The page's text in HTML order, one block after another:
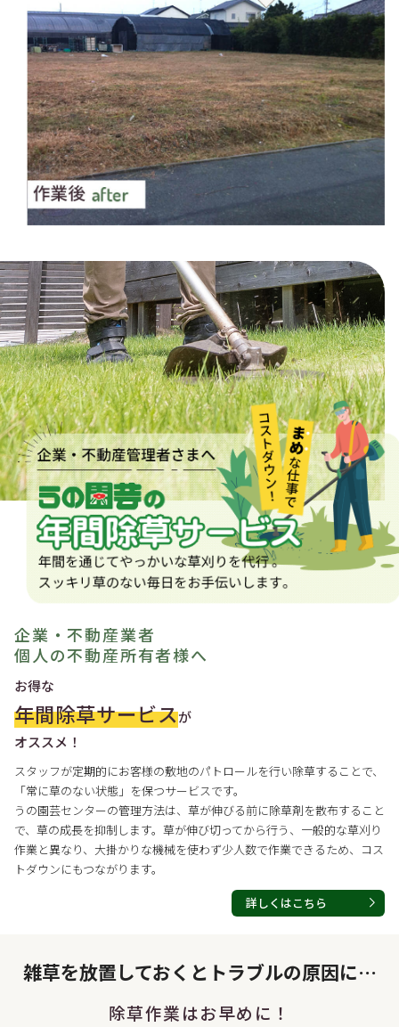
企業・不動産業者
個人の不動産所有者様へ
お得な
年間除草サービスが
オススメ！
スタッフが定期的にお客様の敷地のパトロールを行い除草することで、
「常に草のない状態」を保つサービスです。
うの園芸センターの管理方法は、草が伸びる前に除草剤を散布すること
で、草の成長を抑制します。草が伸び切ってから行う、一般的な草刈り
作業と異なり、大掛かりな機械を使わず少人数で作業できるため、コス
トダウンにもつながります。
詳しくはこちら
雑草を放置しておくと トラブルの原因に…
除草作業はお早めに！